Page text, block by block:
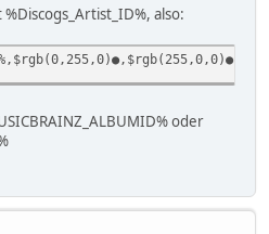
also:
oder